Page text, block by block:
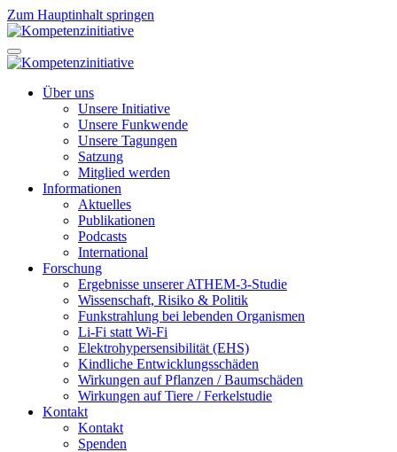
Zum Hauptinhalt springen
Über uns
Unsere Initiative
Unsere Funkwende
Unsere Tagungen
Satzung
Mitglied werden
Informationen
Aktuelles
Publikationen
Podcasts
International
Forschung
Ergebnisse unserer ATHEM-3-Studie
Wissenschaft, Risiko & Politik
Funkstrahlung bei lebenden Organismen
Li-Fi statt Wi-Fi
Elektrohypersensibilität (EHS)
Kindliche Entwicklungsschäden
Wirkungen auf Pflanzen / Baumschäden
Wirkungen auf Tiere / Ferkelstudie
Kontakt
Kontakt
Spenden